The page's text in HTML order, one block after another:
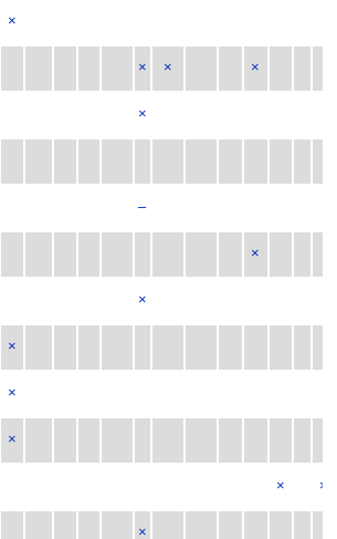
×
× × ×
×
–
×
×
×
×
×
× ×
×